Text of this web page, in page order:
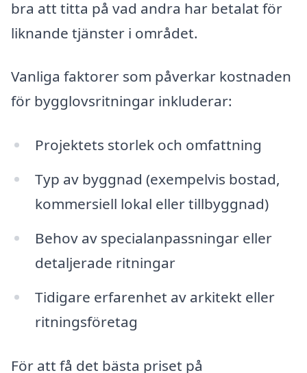
bra att titta på vad andra har betalat för
liknande tjänster i området.
Vanliga faktorer som påverkar kostnaden
för bygglovsritningar inkluderar:
Projektets storlek och omfattning
Typ av byggnad (exempelvis bostad,
kommersiell lokal eller tillbyggnad)
Behov av specialanpassningar eller
detaljerade ritningar
Tidigare erfarenhet av arkitekt eller
ritningsföretag
För att få det bästa priset på